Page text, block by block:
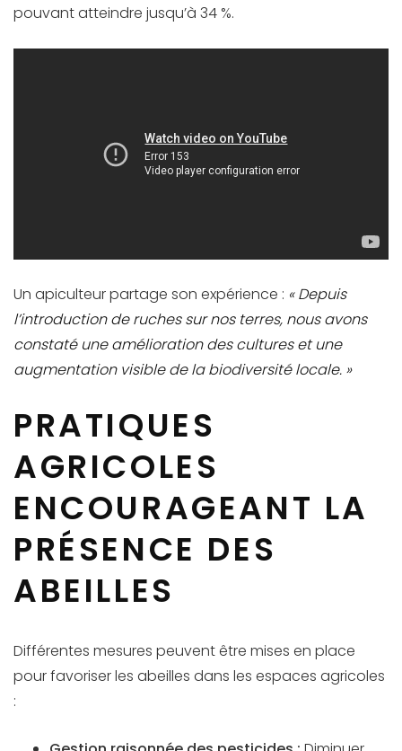
pouvant atteindre jusqu’à 34 %.
Un apiculteur partage son expérience : « Depuis
l’introduction de ruches sur nos terres, nous avons
constaté une amélioration des cultures et une
augmentation visible de la biodiversité locale. »
PRATIQUES
AGRICOLES
ENCOURAGEANT LA
PRÉSENCE DES
ABEILLES
Différentes mesures peuvent être mises en place
pour favoriser les abeilles dans les espaces agricoles
: